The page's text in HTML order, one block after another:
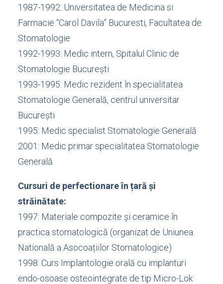
1987-1992: Universitatea de Medicina si
Farmacie “Carol Davila” Bucuresti, Facultatea de
Stomatologie
1992-1993: Medic intern, Spitalul Clinic de
Stomatologie București
1993-1995: Medic rezident în specialitatea
Stomatologie Generală, centrul universitar
București
1995: Medic specialist Stomatologie Generală
2001: Medic primar specialitatea Stomatologie
Generală
Cursuri de perfectionare în țară și
străinătate:
1997: Materiale compozite și ceramice în
practica stomatologică (organizat de Uniunea
Natională a Asocoațiilor Stomatologice)
1998: Curs Implantologie orală cu implanturi
endo-osoase osteointegrate de tip Micro-Lok